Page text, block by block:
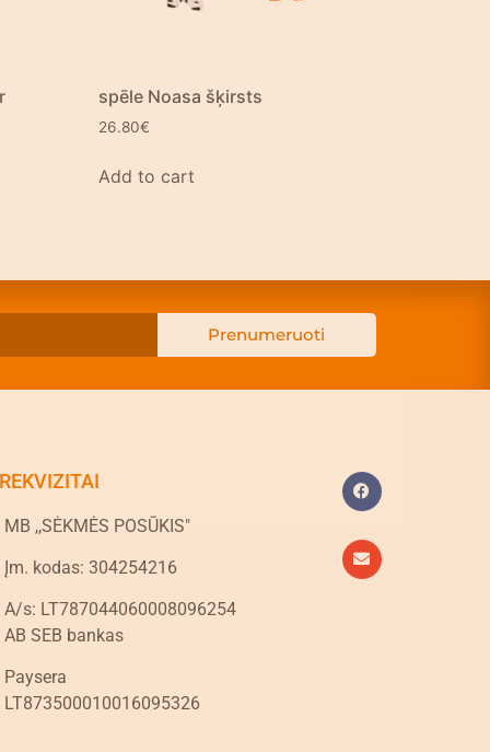
spēle Noasa šķirsts
26.80€
Add to cart
Prenumeruoti
REKVIZITAI
MB ,,SĖKMĖS POSŪKIS"
Įm. kodas: 304254216
A/s: LT787044060008096254
AB SEB bankas
Paysera
LT873500010016095326